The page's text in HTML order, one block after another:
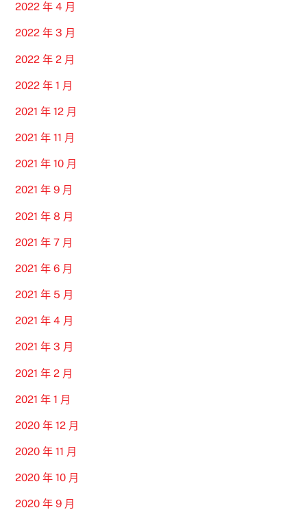
2022 年 4 月
2022 年 3 月
2022 年 2 月
2022 年 1 月
2021 年 12 月
2021 年 11 月
2021 年 10 月
2021 年 9 月
2021 年 8 月
2021 年 7 月
2021 年 6 月
2021 年 5 月
2021 年 4 月
2021 年 3 月
2021 年 2 月
2021 年 1 月
2020 年 12 月
2020 年 11 月
2020 年 10 月
2020 年 9 月